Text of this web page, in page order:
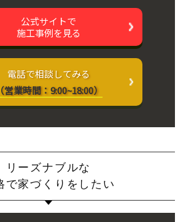
公式サイトで
施工事例を見る
電話で相談してみる
（営業時間：9:00~18:00）
リーズナブルな
で家づくりをしたい